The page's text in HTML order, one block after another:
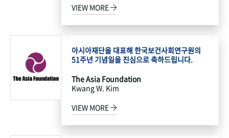
VIEW MORE
아시아재단을 대표해 한국보건사회연구원의
51주년 기념일을 진심으로 축하드립니다.
The Asia Foundation
Kwang W. Kim
VIEW MORE